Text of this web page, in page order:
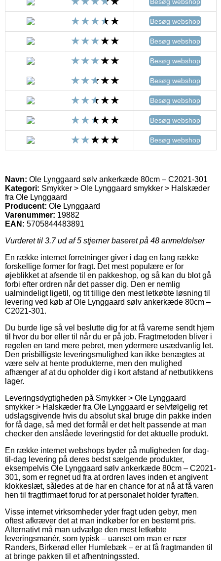
Besøg webshop
Besøg webshop
Besøg webshop
Besøg webshop
Besøg webshop
Besøg webshop
Besøg webshop
Navn: Ole Lynggaard sølv ankerkæde 80cm – C2021-301
Kategori: Smykker > Ole Lynggaard smykker > Halskæder
fra Ole Lynggaard
Producent: Ole Lynggaard
Varenummer: 19882
EAN: 5705844483891
Vurderet til 3.7ud af 5 stjerner baseret på 48 anmeldelser
En række internet forretninger giver i dag en lang række
forskellige former for fragt. Det mest populære er for
øjeblikket at afsende til en pakkeshop, og så kan du blot gå
forbi efter ordren når det passer dig. Den er nemlig
ualmindeligt ligetil, og tit tillige den mest letkøbte løsning til
levering ved køb af Ole Lynggaard sølv ankerkæde 80cm –
C2021-301.
Du burde lige så vel beslutte dig for at få varerne sendt hjem
til hvor du bor eller til når du er på job. Fragtmetoden bliver i
regelen en tand mere pebret, men ydermere usædvanlig let.
Den prisbilligste leveringsmulighed kan ikke benægtes at
være selv at hente produkterne, men den mulighed
afhænger af at du opholder dig i kort afstand af netbutikkens
lager.
Leveringsdygtigheden på Smykker > Ole Lynggaard
smykker > Halskæder fra Ole Lynggaard er selvfølgelig ret
udslagsgivende hvis du absolut skal bruge din pakke inden
for få dage, så med det formål er det helt passende at man
checker den anslåede leveringstid for det aktuelle produkt.
En række internet webshops byder på muligheden for dag-
til-dag levering på deres bedst sælgende produkter,
eksempelvis Ole Lynggaard sølv ankerkæde 80cm – C2021-
301, som er regnet ud fra at ordren laves inden et angivent
klokkeslæt, således at de har en chance for at nå at få varen
hen til fragtfirmaet forud for at personalet holder fyraften.
Visse internet virksomheder yder fragt uden gebyr, men
oftest afkræver det at man indkøber for en bestemt pris.
Alternativt må man udvælge den mest letkøbte
leveringsmanér, som typisk – uanset om man er nær
Randers, Birkerød eller Humlebæk – er at få fragtmanden til
at bringe pakken til et afhentningssted.